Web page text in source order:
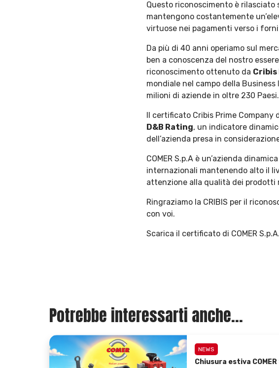
Questo riconoscimento è rilasciato
mantengono costantemente
virtuose nei pagamenti verso i
Da più di 40 anni operiamo sul
ben a conoscenza del nostro
riconoscimento ottenuto da Cribis
mondiale nel campo della
milioni di aziende in oltre 230 Paesi.
lI certificato Cribis Prime
D&B Rating, un indicatore
dell’azienda presa in
COMER S.p.A è un’azienda
internazionali mantenendo alto il
attenzione alla qualità dei prodotti
Ringraziamo la CRIBIS per il
con voi.
Scarica il certificato di COMER
Potrebbe interessarti anche...
NEWS
Chiusura estiva COMER